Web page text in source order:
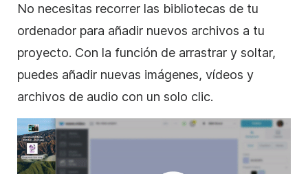
No necesitas recorrer las bibliotecas de tu
ordenador para añadir nuevos archivos a tu
proyecto. Con la función de arrastrar y soltar,
puedes añadir nuevas imágenes, vídeos y
archivos de audio con un solo clic.